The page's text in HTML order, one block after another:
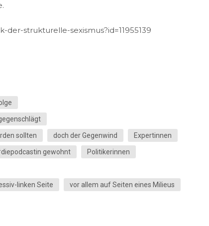
strukturelle-sexismus?id=11955139
sollten doch der Gegenwind Expertinnen
gewohnt Politikerinnen
linken Seite vor allem auf Seiten eines Milieus